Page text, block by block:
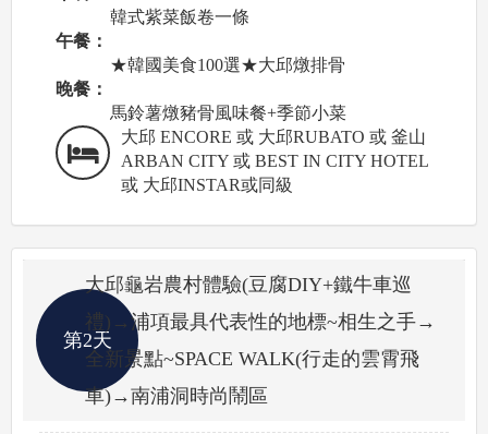
韓式紫菜飯卷一條
午餐：
★韓國美食100選★大邱燉排骨
晚餐：
馬鈴薯燉豬骨風味餐+季節小菜
大邱 ENCORE 或 大邱RUBATO 或 釜山
ARBAN CITY 或 BEST IN CITY HOTEL
或 大邱INSTAR或同級
第2天
大邱龜岩農村體驗(豆腐DIY+鐵牛車巡
禮)→浦項最具代表性的地標~相生之手→
全新景點~SPACE WALK(行走的雲霄飛
車)→南浦洞時尚鬧區